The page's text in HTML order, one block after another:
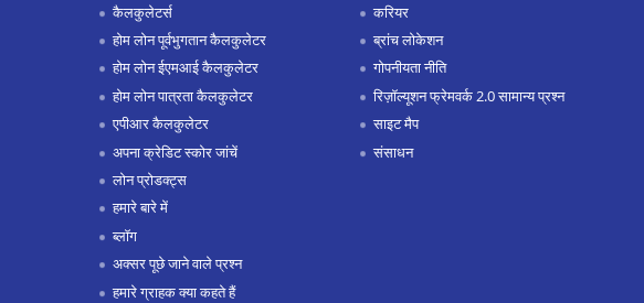
कैलकुलेटर्स
होम लोन पूर्वभुगतान कैलकुलेटर
होम लोन ईएमआई कैलकुलेटर
होम लोन पात्रता कैलकुलेटर
एपीआर कैलकुलेटर
अपना क्रेडिट स्कोर जांचें
लोन प्रोडक्ट्स
हमारे बारे में
ब्लॉग
अक्सर पूछे जाने वाले प्रश्न
हमारे ग्राहक क्या कहते हैं
करियर
ब्रांच लोकेशन
गोपनीयता नीति
रिज़ॉल्यूशन फ्रेमवर्क 2.0 सामान्य प्रश्न
साइट मैप
संसाधन